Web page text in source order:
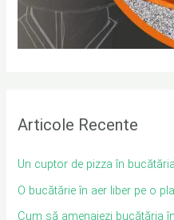
Articole Recente
Un cuptor de pizza în
O bucătărie în aer liber pe o
Cum să amenajezi bucătăria